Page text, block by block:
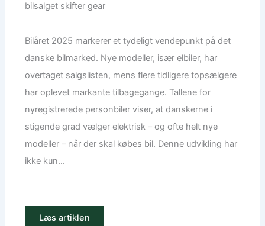
bilsalget skifter gear
Bilåret 2025 markerer et tydeligt vendepunkt på det
danske bilmarked. Nye modeller, især elbiler, har
overtaget salgslisten, mens flere tidligere topsælgere
har oplevet markante tilbagegange. Tallene for
nyregistrerede personbiler viser, at danskerne i
stigende grad vælger elektrisk – og ofte helt nye
modeller – når der skal købes bil. Denne udvikling har
ikke kun...
Læs artiklen